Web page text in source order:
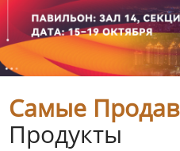
Самые
Продукты